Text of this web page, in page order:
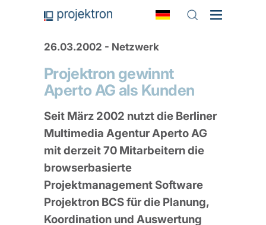
26.03.2002 - Netzwerk
Projektron gewinnt
Aperto AG als Kunden
Seit März 2002 nutzt die Berliner
Multimedia Agentur Aperto AG
mit derzeit 70 Mitarbeitern die
browserbasierte
Projektmanagement Software
Projektron BCS für die Planung,
Koordination und Auswertung